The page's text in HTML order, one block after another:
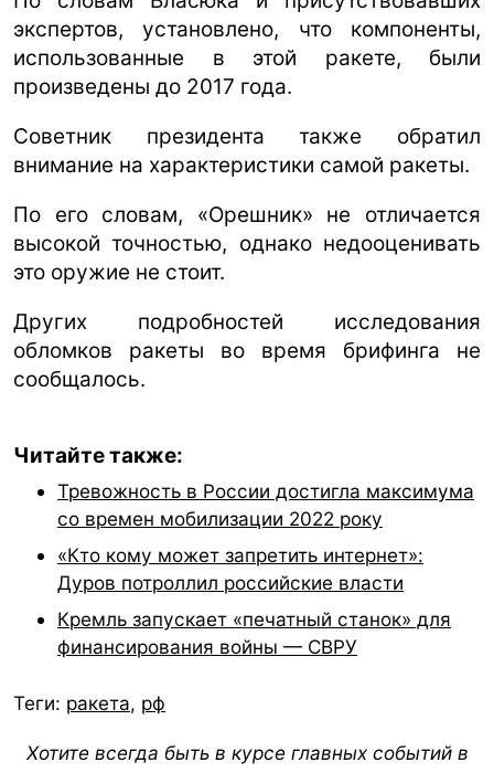
экспертов, установлено, что компоненты,
использованные в этой ракете, были
произведены до 2017 года.
Советник президента также обратил
внимание на характеристики самой ракеты.
По его словам, «Орешник» не отличается
высокой точностью, однако недооценивать
это оружие не стоит.
Других подробностей исследования
обломков ракеты во время брифинга не
сообщалось.
Читайте также:
Тревожность в России достигла максимума
со времен мобилизации 2022 року
«Кто кому может запретить интернет»:
Дуров потроллил российские власти
Кремль запускает «печатный станок» для
финансирования войны — СВРУ
Теги: ракета, рф
Хотите всегда быть в курсе главных событий в